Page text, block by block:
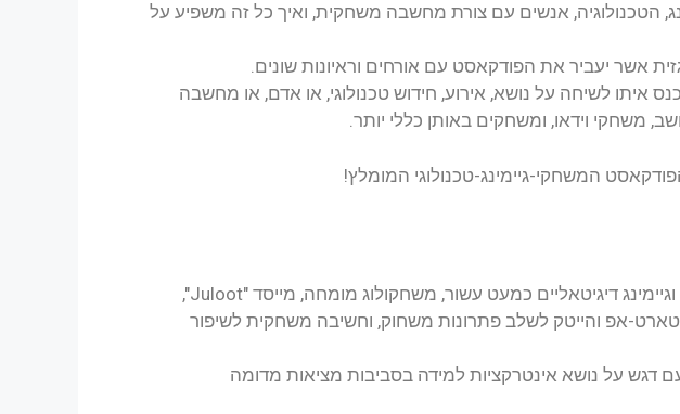
הטכנולוגיה, אנשים עם צורת מחשבה משחקית, ואיך כל זה משפיע על
אשר יעביר את הפודקאסט עם אורחים וראיונות שונים.
איתו לשיחה על נושא, אירוע, חידוש טכנולוגי, או אדם, או מחשבה
משחקי וידאו, ומשחקים באותן כללי יותר.
המשחקי-גיימינג-טכנולוגי המומלץ!
ד"ר חנן גזית הוא חוקר משחקים וגיימינג דיגיטאליים כמעט עשור, משחקולוג מומחה, מייסד "Juloot",
אפ והייטק לשלב פתרונות משחוק, וחשיבה משחקית לשיפור
דגש על נושא אינטרקציות למידה בסביבות מציאות מדומה